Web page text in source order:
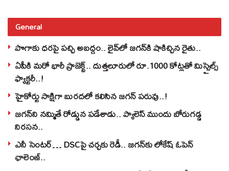
General
పొగాకు ధరపై పచ్చి అబద్దం.. లైవ్‌లో జగన్‌కి షాకిచ్చిన రైతు..
ఏపీకి మరో భారీ ప్రాజెక్ట్.. దుత్తలూరులో రూ.1000 కోట్లతో మిస్సైల్స్
ఫ్యాక్టరీ..!
హైకోర్టు సాక్షిగా బురదలో కలిసిన జగన్ పరువు..!
జగన్‌ని నమ్మితే రోడ్డున పడేశాడు.. ప్యాలెస్‌ ముందు బోరుగడ్డ
నిరసన..
ఎనీ సెంటర్‌… DSCపై చర్చకు రెడీ.. జగన్‌కు లోకేష్‌ ఓపెన్
ఛాలెంజ్..